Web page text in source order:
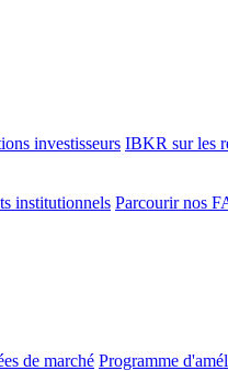
investisseurs IBKR sur les
institutionnels Parcourir nos
de marché Programme